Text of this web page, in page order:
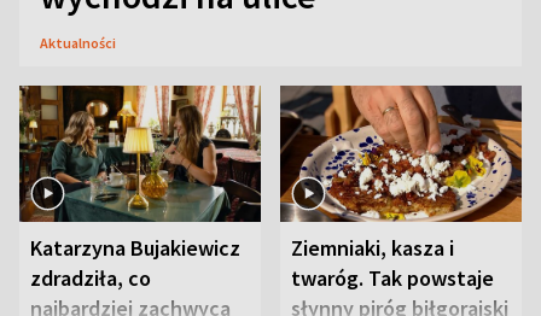
Aktualności
Katarzyna Bujakiewicz
zdradziła, co
najbardziej zachwyca
Ziemniaki, kasza i
twaróg. Tak powstaje
słynny piróg biłgorajski